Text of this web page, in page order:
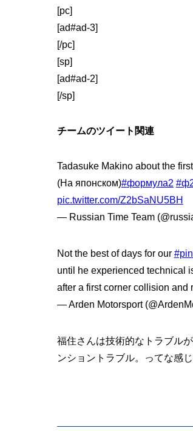
[pc]
[ad#ad-3]
[/pc]
[sp]
[ad#ad-2]
[/sp]
チームのツイート関連
Tadasuke Makino about the
(На японском)#формула2
pic.twitter.com/Z2bSaNU5BH
— Russian Time Team
Not the best of days for our
until he experienced technical
after a first corner collision and
— Arden Motorsport
福住さんは技術的なトラブル
ンショントラブル。ってな感